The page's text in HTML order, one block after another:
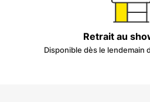
Retrait au
Disponible dès le lendemain